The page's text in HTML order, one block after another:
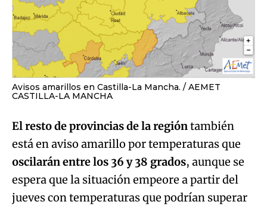
Avisos amarillos en Castilla-La Mancha.
AEMET
CASTILLA-LA MANCHA
El resto de provincias de la regióntambién
está en aviso amarillo por temperaturas que
oscilarán entre los 36 y 38 grados, aunque se
espera que la situación empeore a partir del
jueves con temperaturas que podrían superar